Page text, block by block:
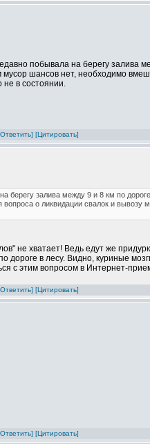
побывала на берегу залива
шансов нет, необходимо
не в состоянии.
[Цитировать]
залива между 9 и 8 км по
о ликвидации свалок и вывозу
не хватает! Ведь едут же
в лесу. Видно, куриные
с этим вопросом в Интернет-
[Цитировать]
[Цитировать]